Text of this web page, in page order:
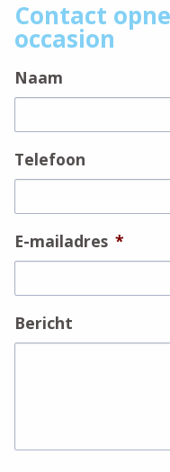
Contact
occasion
Naam
Telefoon
E-mailadres *
Bericht